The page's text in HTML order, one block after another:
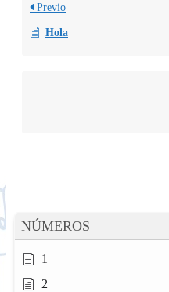
NÚMEROS
1
2
Previo
Hola